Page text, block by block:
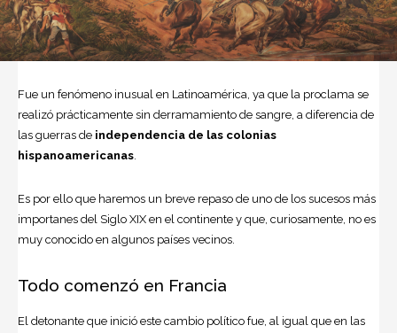
Fue un fenómeno inusual en Latinoamérica, ya que la proclama se
realizó prácticamente sin derramamiento de sangre, a diferencia de
las guerras de independencia de las colonias
hispanoamericanas.
Es por ello que haremos un breve repaso de uno de los sucesos más
importanes del Siglo XIX en el continente y que, curiosamente, no es
muy conocido en algunos países vecinos.
Todo comenzó en Francia
El detonante que inició este cambio político fue, al igual que en las